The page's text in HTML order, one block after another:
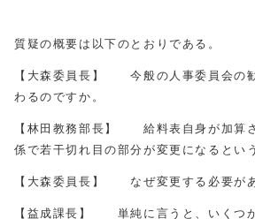
質疑の概要は以下のとおりである。
【大森委員長】 今般の人事委員会の
わるのですか。
【林田教務部長】 給料表自身が加算
係で若干切れ目の部分が変更になるとい
【大森委員長】 なぜ変更する必要があ
【益成課長】 単純に言うと、いくつ